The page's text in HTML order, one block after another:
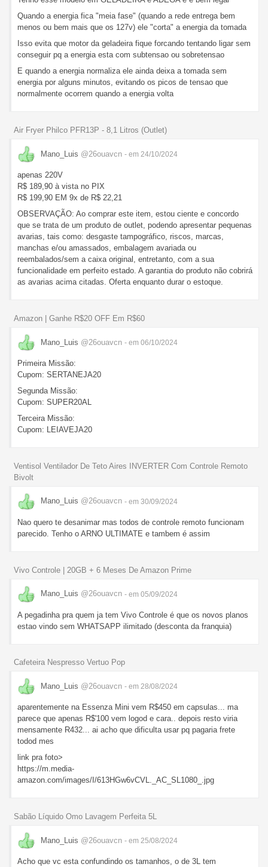
Quando a energia fica "meia fase" (quando a rede entrega bem
menos ou bem mais que os 127v) ele "corta" a energia da tomada
Isso evita que motor da geladeira fique forcando tentando ligar sem
conseguir pq a energia esta com subtensao ou sobretensao
E quando a energia normaliza ele ainda deixa a tomada sem
energia por alguns minutos, evitando os picos de tensao que
normalmente ocorrem quando a energia volta
Air Fryer Philco PFR13P - 8,1 Litros (Outlet)
Mano_Luis @26ouavcn - em 24/10/2024
apenas 220V
R$ 189,90 à vista no PIX
R$ 199,90 EM 9x de R$ 22,21
OBSERVAÇÃO: Ao comprar este item, estou ciente e concordo
que se trata de um produto de outlet, podendo apresentar pequenas
avarias, tais como: desgaste tampográfico, riscos, marcas,
manchas e/ou amassados, embalagem avariada ou
reembalados/sem a caixa original, entretanto, com a sua
funcionalidade em perfeito estado. A garantia do produto não cobrirá
as avarias acima citadas. Oferta enquanto durar o estoque.
Amazon | Ganhe R$20 OFF Em R$60
Mano_Luis @26ouavcn - em 06/10/2024
Primeira Missão:
Cupom: SERTANEJA20
Segunda Missão:
Cupom: SUPER20AL
Terceira Missão:
Cupom: LEIAVEJA20
Ventisol Ventilador De Teto Aires INVERTER Com Controle Remoto
Bivolt
Mano_Luis @26ouavcn - em 30/09/2024
Nao quero te desanimar mas todos de controle remoto funcionam
parecido. Tenho o ARNO ULTIMATE e tambem é assim
Vivo Controle | 20GB + 6 Meses De Amazon Prime
Mano_Luis @26ouavcn - em 05/09/2024
A pegadinha pra quem ja tem Vivo Controle é que os novos planos
estao vindo sem WHATSAPP ilimitado (desconta da franquia)
Cafeteira Nespresso Vertuo Pop
Mano_Luis @26ouavcn - em 28/08/2024
aparentemente na Essenza Mini vem R$450 em capsulas... ma
parece que apenas R$'100 vem logod e cara.. depois resto viria
mensamente R432... ai acho que dificulta usar pq pagaria frete
todod mes
link pra foto>
https://m.media-
amazon.com/images/I/613HGw6vCVL._AC_SL1080_.jpg
Sabão Líquido Omo Lavagem Perfeita 5L
Mano_Luis @26ouavcn - em 25/08/2024
Acho que vc esta confundindo os tamanhos, o de 3L tem